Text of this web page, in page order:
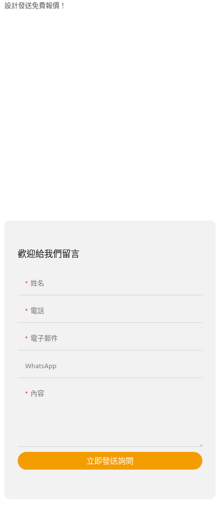
設計發送免費報價！
歡迎給我們留言
姓名
電話
電子郵件
WhatsApp
內容
立即發送詢問